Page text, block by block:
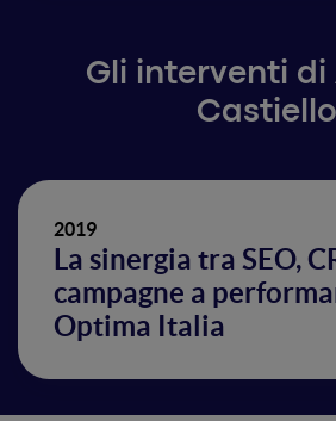
Gli interventi di
Castiello
2019
La sinergia tra SEO,
campagne a
Optima Italia